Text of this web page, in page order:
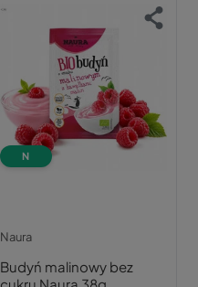
N
Naura
Budyń malinowy bez